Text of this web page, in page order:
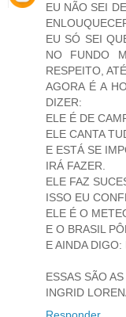
EU NÃO SEI
EU SÓ SEI
NO FUNDO
RESPEITO,
AGORA É A
DIZER:
ELE É DE
ELE CANTA
E ESTÁ SE
IRÁ FAZER.
ELE FAZ
ISSO EU
ELE É O
E O BRASIL
E AINDA
ESSAS SÃO
INGRID